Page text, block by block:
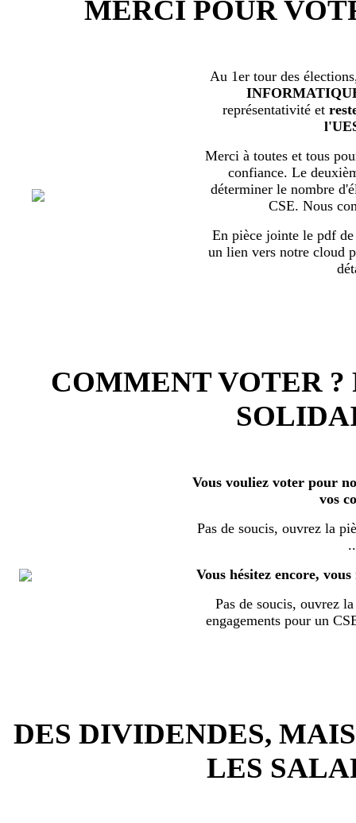
MERCI POUR
Au 1er tour des
représentativité et
Merci à toutes et tous
confiance. Le
déterminer le nombre
CSE. Nous
En pièce jointe le pdf de
un lien vers notre cloud
COMMENT VOTER ?
Vous vouliez voter pour
vos
Pas de soucis, ouvrez la
Vous hésitez encore,
Pas de soucis, ouvrez
engagements pour un
DES DIVIDENDES,
LES